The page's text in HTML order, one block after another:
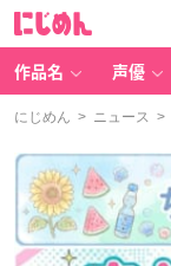
作品名 声優
にじめん > ニュース >